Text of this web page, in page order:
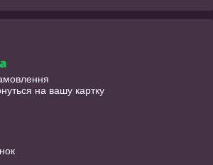
на вашу картку